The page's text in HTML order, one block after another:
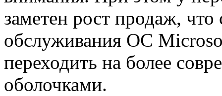
заметен рост продаж, что
обслуживания ОС
переходить на более
оболочками.